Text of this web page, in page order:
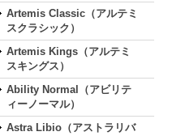
Artemis Classic（アルテミ
スクラシック）
Artemis Kings（アルテミ
スキングス）
Ability Normal（アビリテ
ィーノーマル）
Astra Libio（アストラリバ